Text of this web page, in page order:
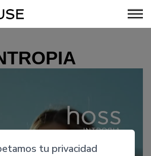
tu privacidad